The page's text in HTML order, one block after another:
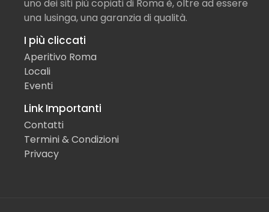
uno dei siti più copiati di Roma è, oltre ad essere
una lusinga, una garanzia di qualità.
I più cliccati
Aperitivo Roma
Locali
Eventi
Link Importanti
Contatti
Termini & Condizioni
Privacy